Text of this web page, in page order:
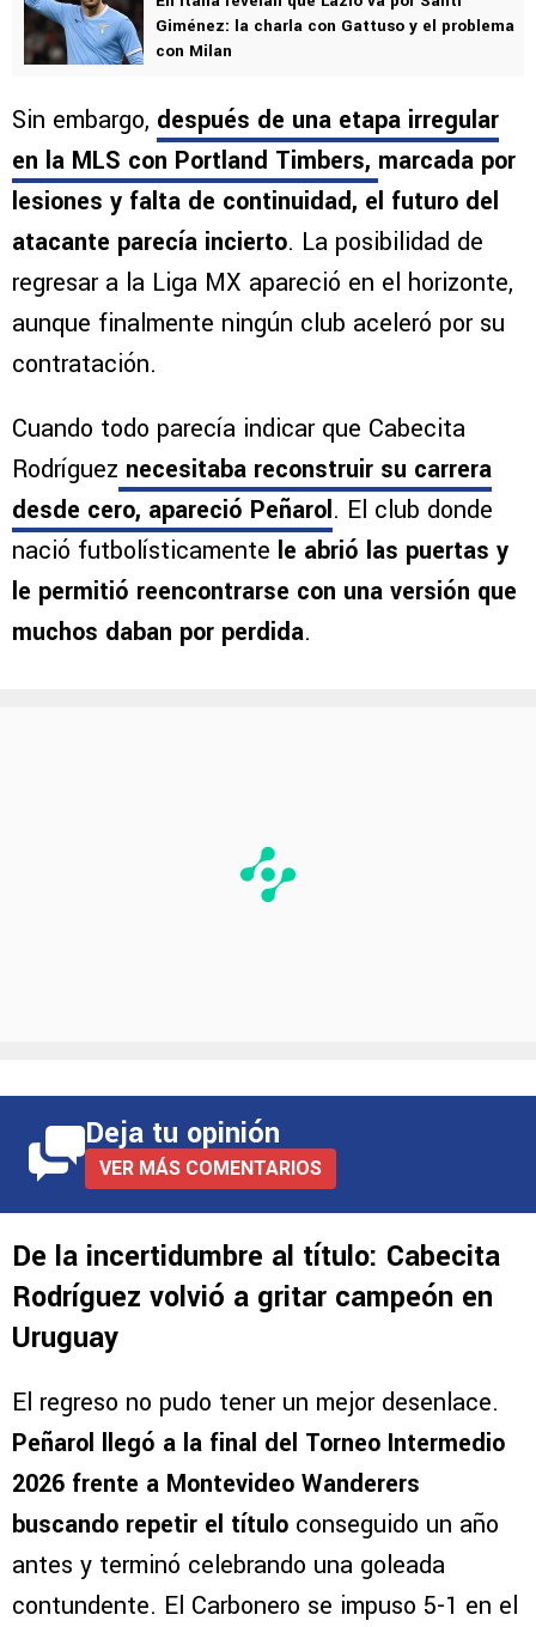
Giménez: la charla con Gattuso y el problema
con Milan
Sin embargo, después de una etapa irregular
en la MLS con Portland Timbers, marcada por
lesiones y falta de continuidad, el futuro del
atacante parecía incierto. La posibilidad de
regresar a la Liga MX apareció en el horizonte,
aunque finalmente ningún club aceleró por su
contratación.
Cuando todo parecía indicar que Cabecita
Rodríguez necesitaba reconstruir su carrera
desde cero, apareció Peñarol. El club donde
nació futbolísticamente le abrió las puertas y
le permitió reencontrarse con una versión que
muchos daban por perdida.
Deja tu opinión
VER MÁS COMENTARIOS
De la incertidumbre al título: Cabecita
Rodríguez volvió a gritar campeón en
Uruguay
El regreso no pudo tener un mejor desenlace.
Peñarol llegó a la final del Torneo Intermedio
2026 frente a Montevideo Wanderers
buscando repetir el título conseguido un año
antes y terminó celebrando una goleada
contundente. El Carbonero se impuso 5-1 en el